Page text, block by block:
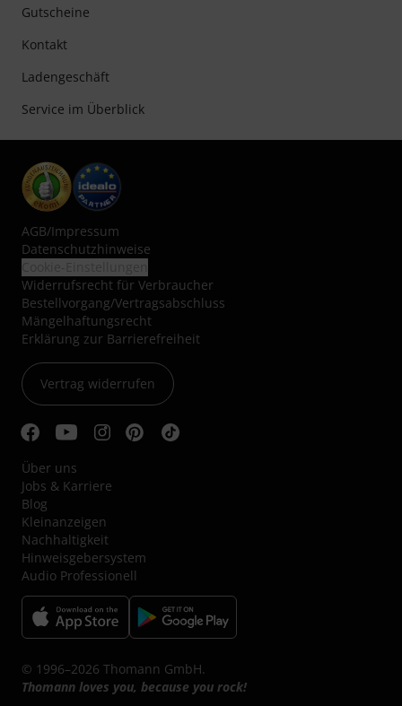
Gutscheine
Kontakt
Ladengeschäft
Service im Überblick
AGB/Impressum
Datenschutzhinweise
Widerrufsrecht für Verbraucher
Bestellvorgang/Vertragsabschluss
Mängelhaftungsrecht
Erklärung zur Barrierefreiheit
Vertrag widerrufen
Über uns
Jobs & Karriere
Blog
Kleinanzeigen
Nachhaltigkeit
Hinweisgebersystem
Audio Professionell
© 1996–2026 Thomann GmbH.
Thomann loves you, because you rock!